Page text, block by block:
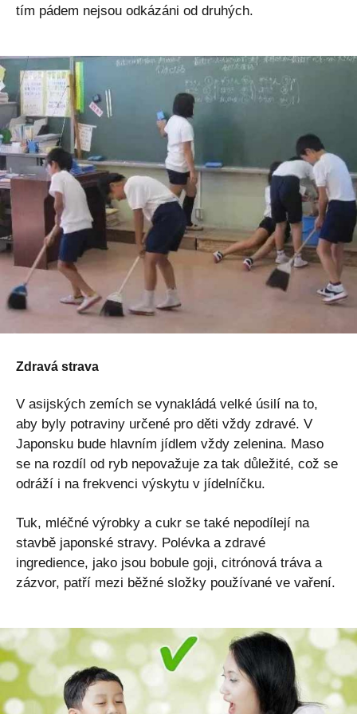
tím pádem nejsou odkázáni od druhých.
Zdravá strava
V asijských zemích se vynakládá velké úsilí na to,
aby byly potraviny určené pro děti vždy zdravé. V
Japonsku bude hlavním jídlem vždy zelenina. Maso
se na rozdíl od ryb nepovažuje za tak důležité, což se
odráží i na frekvenci výskytu v jídelníčku.
Tuk, mléčné výrobky a cukr se také nepodílejí na
stavbě japonské stravy. Polévka a zdravé
ingredience, jako jsou bobule goji, citrónová tráva a
zázvor, patří mezi běžné složky používané ve vaření.